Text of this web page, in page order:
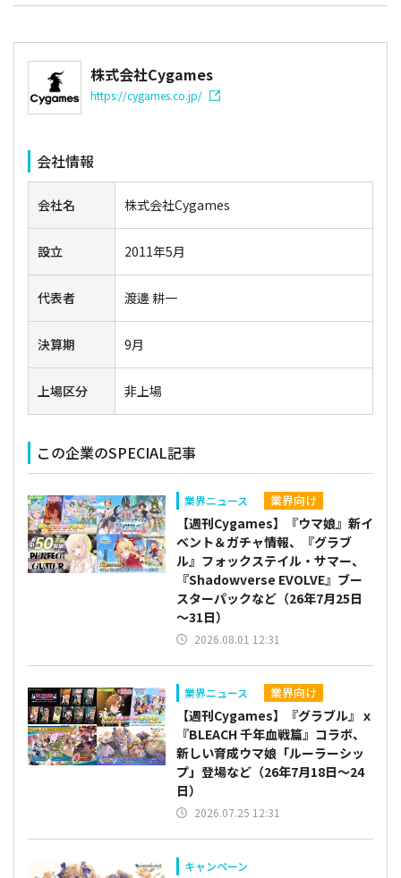
株式会社Cygames
https://cygames.co.jp/
会社情報
会社名 株式会社Cygames
設立 2011年5月
代表者 渡邊 耕一
決算期 9月
上場区分 非上場
この企業のSPECIAL記事
業界ニュース 業界向け
【週刊Cygames】『ウマ娘』新イ
ベント＆ガチャ情報、『グラブ
ル』フォックステイル・サマー、
『Shadowverse EVOLVE』ブー
スターパックなど（26年7月25日
～31日）
2026.08.01 12:31
業界ニュース 業界向け
【週刊Cygames】『グラブル』ｘ
『BLEACH 千年血戦篇』コラボ、
新しい育成ウマ娘「ルーラーシッ
プ」登場など（26年7月18日～24
日）
2026.07.25 12:31
キャンペーン